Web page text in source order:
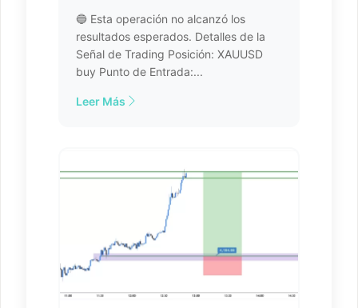
🔵 Esta operación no alcanzó los
resultados esperados. Detalles de la
Señal de Trading Posición: XAUUSD
buy Punto de Entrada:...
Leer Más